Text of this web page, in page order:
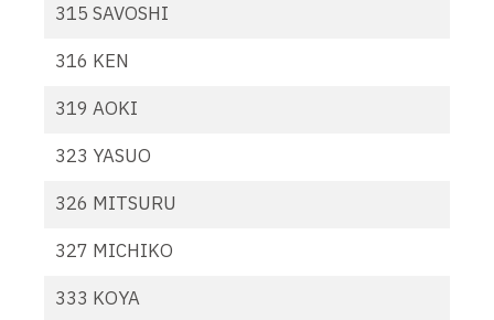
315 SAVOSHI
316 KEN
319 AOKI
323 YASUO
326 MITSURU
327 MICHIKO
333 KOYA